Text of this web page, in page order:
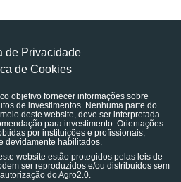
de Privacidade
de Cookies
objetivo fornecer informações sobre
de investimentos. Nenhuma parte do
deste website, deve ser interpretada
para investimento. Orientações
por instituições e profissionais,
devidamente habilitados.
website estão protegidos pelas leis de
ser reproduzidos e/ou distribuídos sem
do Agro2.0.